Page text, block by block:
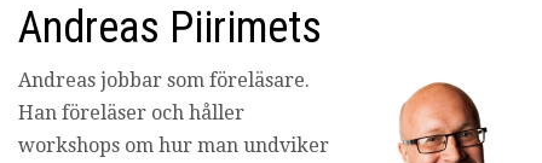
n
a
Andreas Piirimets
Andreas jobbar som föreläsare.
Han föreläser och håller
workshops om hur man undviker